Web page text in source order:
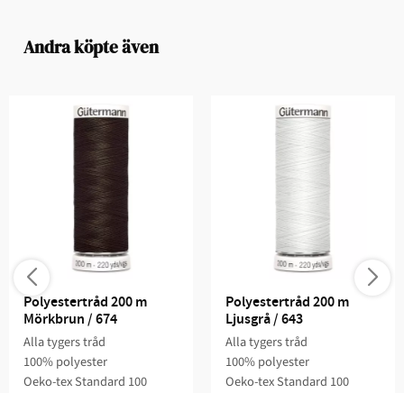
Andra köpte även
Polyestertråd 200 m
Mörkbrun / 674
Alla tygers tråd
100% polyester
Oeko-tex Standard 100
Polyestertråd 200 m
Ljusgrå / 643
Alla tygers tråd
100% polyester
Oeko-tex Standard 100